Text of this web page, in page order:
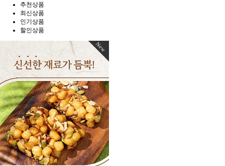
추천상품
최신상품
인기상품
할인상품
New